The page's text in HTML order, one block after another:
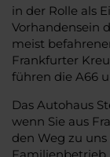
in der Rolle als
Vorhandensein
meist
Frankfurter
führen die A66
Das Autohaus
wenn Sie aus
den Weg zu